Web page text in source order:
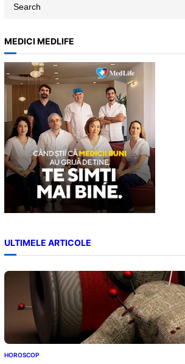
a
r
c
h
MEDICI MEDLIFE
ULTIMELE ARTICOLE
HOROSCOP